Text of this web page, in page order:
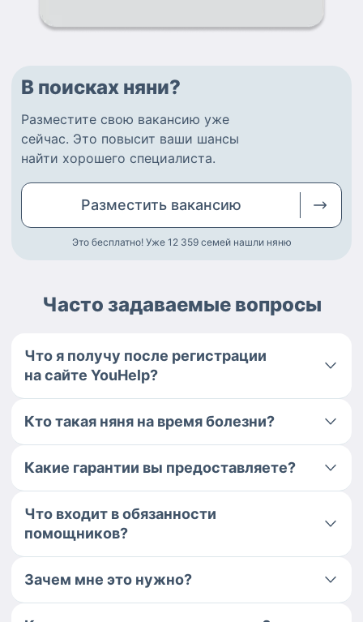
В поисках няни?
Разместите свою вакансию уже
сейчас. Это повысит ваши шансы
найти хорошего специалиста.
Разместить вакансию
Это бесплатно! Уже 12 359 семей нашли няню
Часто задаваемые вопросы
Что я получу после регистрации
на сайте YouHelp?
Кто такая няня на время болезни?
Какие гарантии вы предоставляете?
Что входит в обязанности
помощников?
Зачем мне это нужно?